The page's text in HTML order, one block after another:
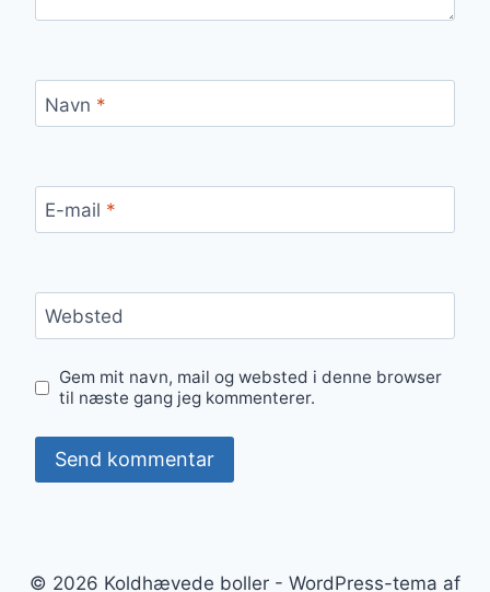
Navn *
E-mail *
Websted
Gem mit navn, mail og websted i denne browser
til næste gang jeg kommenterer.
© 2026 Koldhævede boller - WordPress-tema af